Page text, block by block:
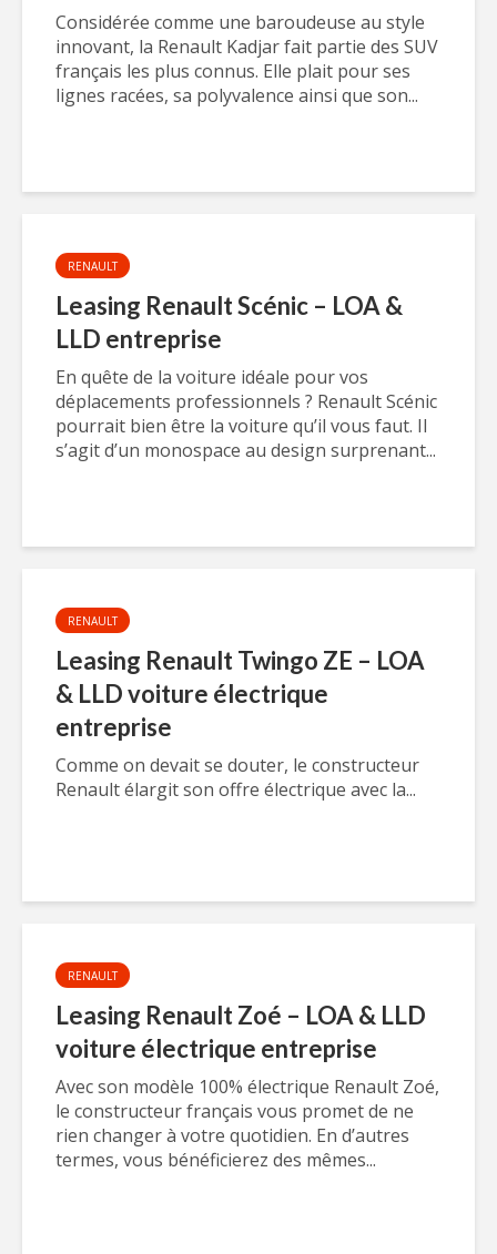
Considérée comme une baroudeuse au style
innovant, la Renault Kadjar fait partie des SUV
français les plus connus. Elle plait pour ses
lignes racées, sa polyvalence ainsi que son...
RENAULT
Leasing Renault Scénic – LOA &
LLD entreprise
En quête de la voiture idéale pour vos
déplacements professionnels ? Renault Scénic
pourrait bien être la voiture qu’il vous faut. Il
s’agit d’un monospace au design surprenant...
RENAULT
Leasing Renault Twingo ZE – LOA
& LLD voiture électrique
entreprise
Comme on devait se douter, le constructeur
Renault élargit son offre électrique avec la...
RENAULT
Leasing Renault Zoé – LOA & LLD
voiture électrique entreprise
Avec son modèle 100% électrique Renault Zoé,
le constructeur français vous promet de ne
rien changer à votre quotidien. En d’autres
termes, vous bénéficierez des mêmes...